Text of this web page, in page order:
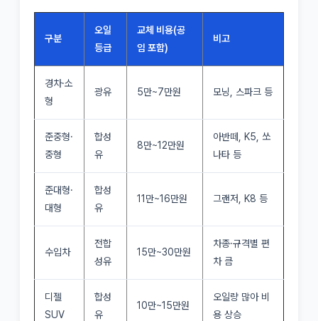
구분
오일
등급
교체 비용(공
임 포함)
비고
경차·소
형
광유 5만~7만원 모닝, 스파크 등
준중형·
중형
합성
유
8만~12만원
아반떼, K5, 쏘
나타 등
준대형·
대형
합성
유
11만~16만원 그랜저, K8 등
수입차
전합
성유
15만~30만원
차종·규격별 편
차 큼
디젤
SUV
합성
유
10만~15만원
오일량 많아 비
용 상승